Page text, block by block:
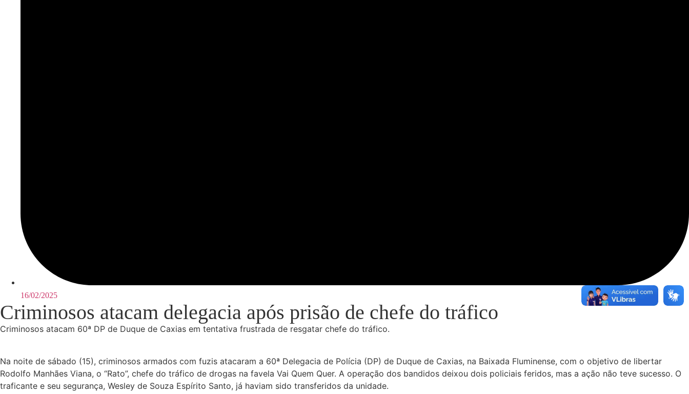
16/02/2025
Criminosos atacam delegacia após prisão de chefe do tráfico
Criminosos atacam 60ª DP de Duque de Caxias em tentativa frustrada de resgatar chefe do tráfico.
Na noite de sábado (15), criminosos armados com fuzis atacaram a 60ª Delegacia de Polícia (DP) de Duque de Caxias, na Baixada Fluminense, com o objetivo de libertar
Rodolfo Manhães Viana, o “Rato”, chefe do tráfico de drogas na favela Vai Quem Quer. A operação dos bandidos deixou dois policiais feridos, mas a ação não teve sucesso. O
traficante e seu segurança, Wesley de Souza Espírito Santo, já haviam sido transferidos da unidade.